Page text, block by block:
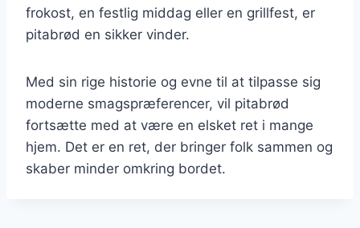
frokost, en festlig middag eller en grillfest, er
pitabrød en sikker vinder.
Med sin rige historie og evne til at tilpasse sig
moderne smagspræferencer, vil pitabrød
fortsætte med at være en elsket ret i mange
hjem. Det er en ret, der bringer folk sammen og
skaber minder omkring bordet.